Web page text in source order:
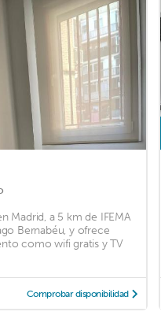
Madrid, a 5 km de IFEMA
Bernabéu, y ofrece
como wifi gratis y TV
Comprobar disponibilidad